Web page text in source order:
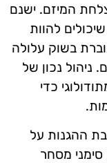
המיזם. ישנם
להוות
בשוק עלולה
ניהול נכון של
כדי
ההגנות על
סימני מסחר